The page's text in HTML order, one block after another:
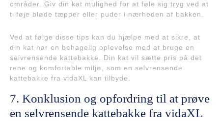
områder. Giv din kat mulighed for at føle sig tryg ved at
tilføje bløde tæpper eller puder i nærheden af bakken.
Ved at følge disse tips kan du hjælpe med at sikre, at
din kat har en behagelig oplevelse med at bruge en
selvrensende kattebakke. Din kat vil sætte pris på det
rene og komfortable miljø, som en selvrensende
kattebakke fra vidaXL kan tilbyde.
7. Konklusion og opfordring til at prøve
en selvrensende kattebakke fra vidaXL